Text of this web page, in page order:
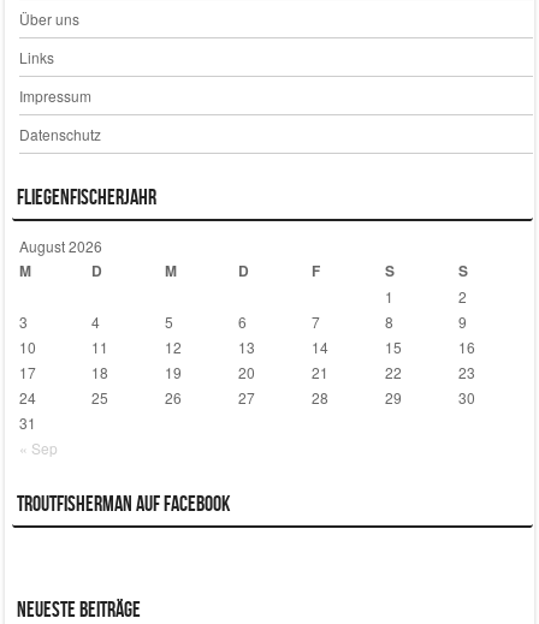
Über uns
Links
Impressum
Datenschutz
Fliegenfischerjahr
August 2026
M D M D F S S
« Sep
1
2
3
4 5 6 7 8
9
10
11 12 13 14 15
16
17
18 19 20 21 22
23
24
25 26 27 28 29
30
31
Troutfisherman auf Facebook
Neueste Beiträge